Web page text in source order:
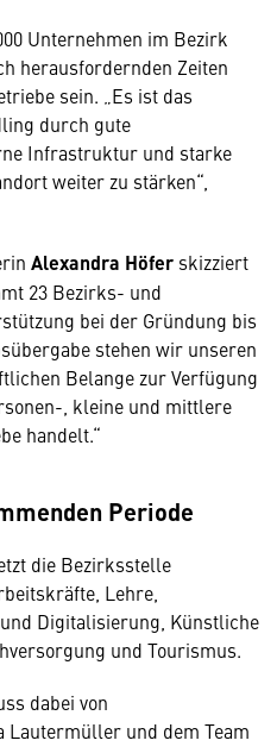
Unternehmen im Bezirk
herausfordernden Zeiten
sein. „Es ist das
durch gute
Infrastruktur und starke
weiter zu stärken“,
Alexandra Höfer skizziert
23 Bezirks- und
bei der Gründung bis
stehen wir unseren
Belange zur Verfügung
, kleine und mittlere
handelt.“
Periode
die Bezirksstelle
Lehre,
Digitalisierung, Künstliche
und Tourismus.
dabei von
und dem Team